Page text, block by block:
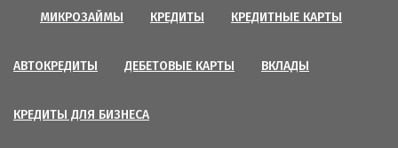
МИКРОЗАЙМЫ КРЕДИТЫ КРЕДИТНЫЕ КАРТЫ
АВТОКРЕДИТЫ ДЕБЕТОВЫЕ КАРТЫ ВКЛАДЫ
КРЕДИТЫ ДЛЯ БИЗНЕСА